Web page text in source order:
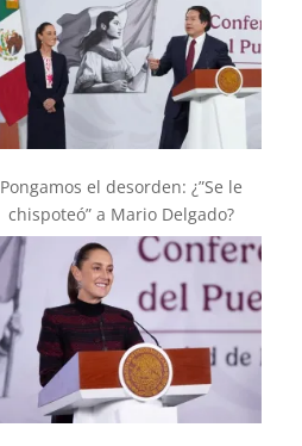
Pongamos el desorden: ¿”Se le
chispoteó” a Mario Delgado?